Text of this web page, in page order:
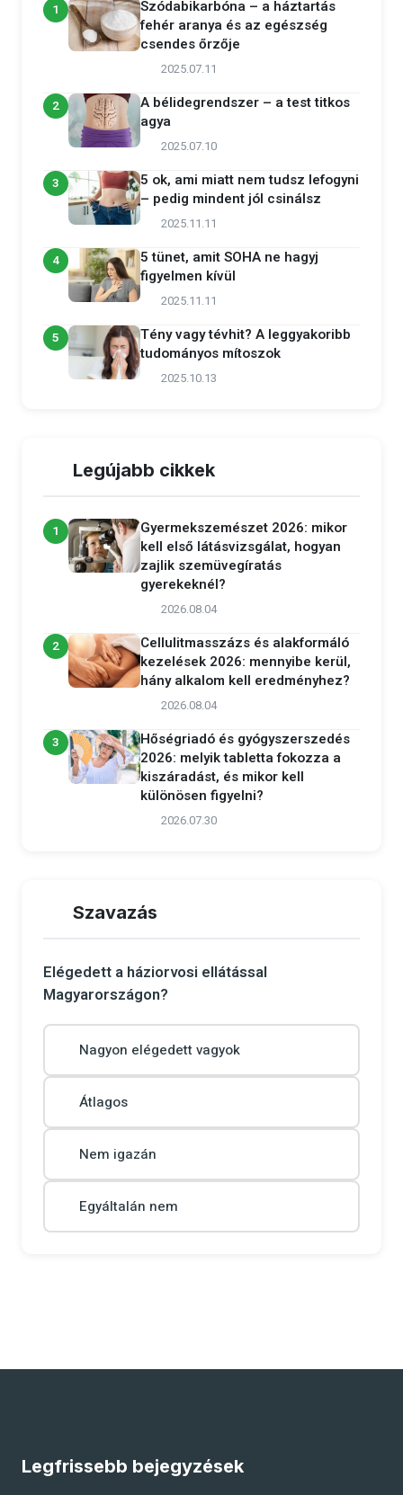
1
Szódabikarbóna – a háztartás
fehér aranya és az egészség
csendes őrzője
2025.07.11
2
A bélidegrendszer – a test titkos
agya
2025.07.10
3
5 ok, ami miatt nem tudsz lefogyni
– pedig mindent jól csinálsz
2025.11.11
4
5 tünet, amit SOHA ne hagyj
figyelmen kívül
2025.11.11
5
Tény vagy tévhit? A leggyakoribb
tudományos mítoszok
2025.10.13
Legújabb cikkek
1
Gyermekszemészet 2026: mikor
kell első látásvizsgálat, hogyan
zajlik szemüvegíratás
gyerekeknél?
2026.08.04
2
Cellulitmasszázs és alakformáló
kezelések 2026: mennyibe kerül,
hány alkalom kell eredményhez?
2026.08.04
3
Hőségriadó és gyógyszerszedés
2026: melyik tabletta fokozza a
kiszáradást, és mikor kell
különösen figyelni?
2026.07.30
Szavazás
Elégedett a háziorvosi ellátással
Magyarországon?
Nagyon elégedett vagyok
Átlagos
Nem igazán
Egyáltalán nem
Legfrissebb bejegyzések